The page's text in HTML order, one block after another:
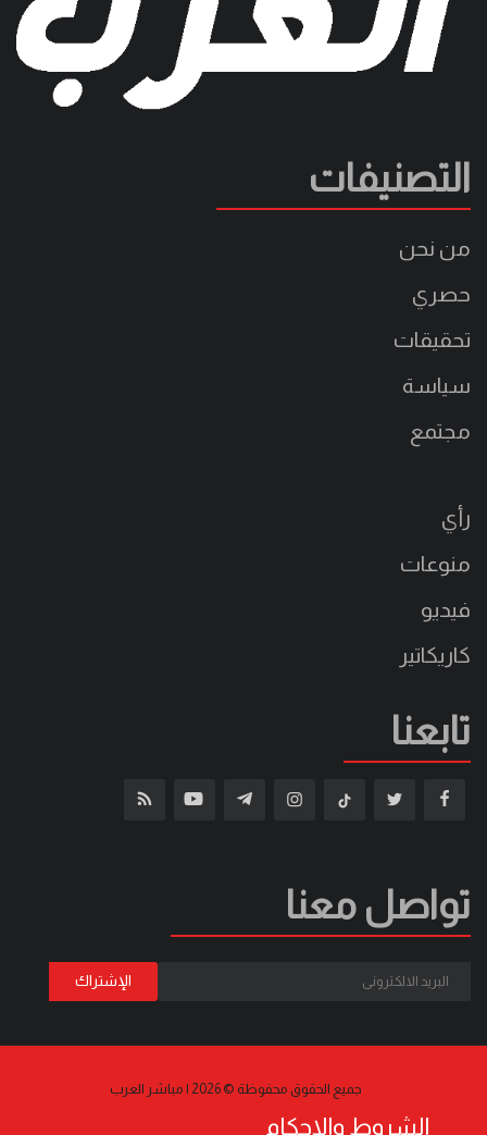
التصنيفات
من نحن
حصري
تحقيقات
سياسة
مجتمع
رأي
منوعات
فيديو
كاريكاتير
تابعنا
تواصل معنا
جميع الحقوق محفوظة © 2026 | مباشر العرب
الشروط والاحكام